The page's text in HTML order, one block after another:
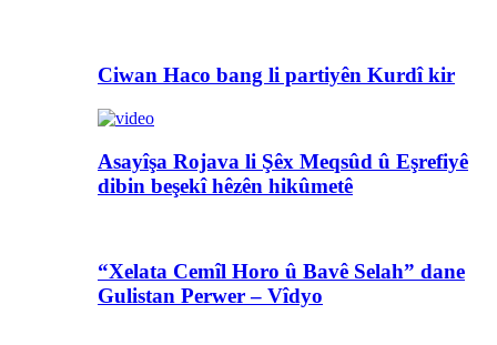
Ciwan Haco bang li partiyên Kurdî kir
Asayîşa Rojava li Şêx Meqsûd û Eşrefiyê
dibin beşekî hêzên hikûmetê
“Xelata Cemîl Horo û Bavê Selah” dane
Gulistan Perwer – Vîdyo